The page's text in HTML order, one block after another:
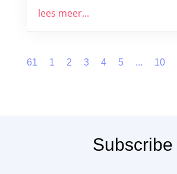
lees meer...
61
1 2 3 4 5 ... 10
Subscribe